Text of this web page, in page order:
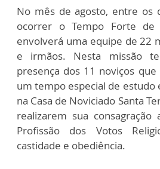
No mês de agosto, entre os
ocorrer o Tempo Forte de
envolverá uma equipe de 22
e irmãos. Nesta missão
presença dos 11 noviços
um tempo especial de estudo
na Casa de Noviciado Santa
realizarem sua consagração
Profissão dos Votos
castidade e obediência.